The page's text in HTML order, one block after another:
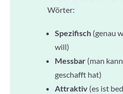
Wörter:
Spezifisch (genau
will)
Messbar (man
geschafft hat)
Attraktiv (es ist